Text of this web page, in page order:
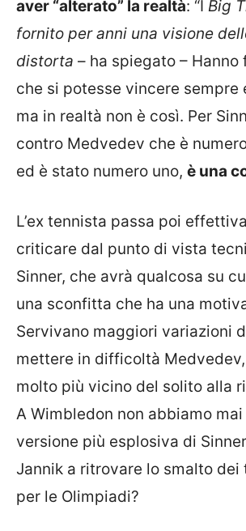
aver “alterato” la realtà: “I Big
fornito per anni una visione
distorta – ha spiegato –
che si potesse vincere sempre
ma in realtà non è così. Per
contro Medvedev che è
ed è stato numero uno, è una
L’ex tennista passa poi
criticare dal punto di vista
Sinner, che avrà qualcosa su
una sconfitta che ha una
Servivano maggiori variazioni
mettere in difficoltà
molto più vicino del solito alla
A Wimbledon non abbiamo
versione più esplosiva di
Jannik a ritrovare lo smalto
per le Olimpiadi?